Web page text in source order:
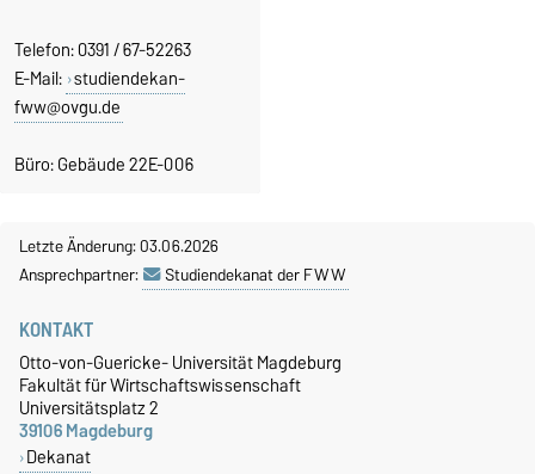
Telefon: 0391 / 67-52263
E-Mail: studiendekan-
fww@ovgu.de
Büro: Gebäude 22E-006
Letzte Änderung: 03.06.2026
Ansprechpartner:
Studiendekanat der FWW
KONTAKT
Otto-von-Guericke- Universität Magdeburg
Fakultät für Wirtschaftswissenschaft
Universitätsplatz 2
39106 Magdeburg
Dekanat